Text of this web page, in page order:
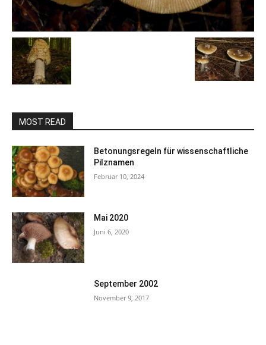
MOST READ
Betonungsregeln für wissenschaftliche
Pilznamen
Februar 10, 2024
Mai 2020
Juni 6, 2020
September 2002
November 9, 2017